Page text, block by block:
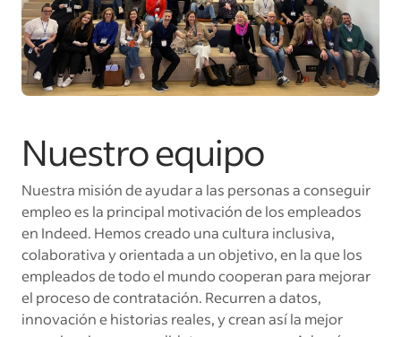
Nuestro equipo
Nuestra misión de ayudar a las personas a conseguir
empleo es la principal motivación de los empleados
en Indeed. Hemos creado una cultura inclusiva,
colaborativa y orientada a un objetivo, en la que los
empleados de todo el mundo cooperan para mejorar
el proceso de contratación. Recurren a datos,
innovación e historias reales, y crean así la mejor